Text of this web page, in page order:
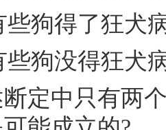
狗得了狂犬
狗没得狂犬
中只有两个